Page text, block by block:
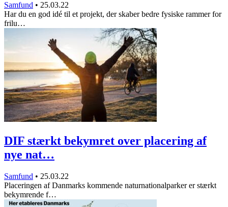
Samfund • 25.03.22
Har du en god idé til et projekt, der skaber bedre fysiske rammer for
frilu…
DIF stærkt bekymret over placering af
nye nat…
Samfund • 25.03.22
Placeringen af Danmarks kommende naturnationalparker er stærkt
bekymrende f…